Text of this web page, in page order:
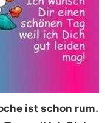
ist schon rum.